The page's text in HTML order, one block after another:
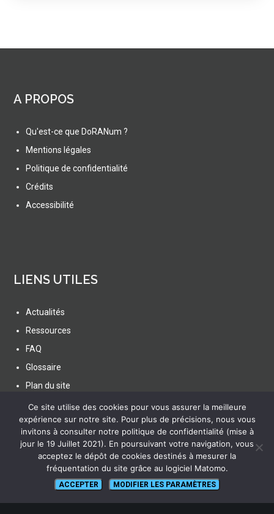
A PROPOS
Qu'est-ce que DoRANum ?
Mentions légales
Politique de confidentialité
Crédits
Accessibilité
LIENS UTILES
Actualités
Ressources
FAQ
Glossaire
Plan du site
SUIVEZ NOUS
Ce site utilise des cookies pour vous assurer la meilleure
expérience sur notre site. Pour plus de précisions, nous vous
invitons à consulter notre politique de confidentialité (mise à
jour le 19 Juillet 2021). En poursuivant votre navigation, vous
acceptez le dépôt de cookies destinés à mesurer la
fréquentation du site grâce au logiciel Matomo.
ACCEPTER MODIFIER LES PARAMÈTRES